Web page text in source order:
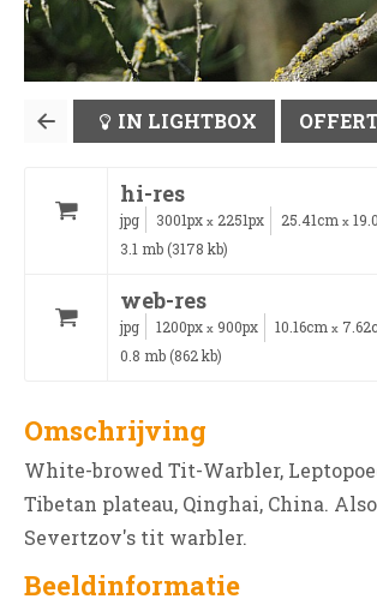
IN LIGHTBOX
hi-res
jpg 3001px x 2251px 25.41cm x
3.1 mb (3178 kb)
web-res
jpg 1200px x 900px 10.16cm x
0.8 mb (862 kb)
Omschrijving
White-browed Tit-Warbler,
Tibetan plateau, Qinghai, China.
Severtzov's tit warbler.
Beeldinformatie